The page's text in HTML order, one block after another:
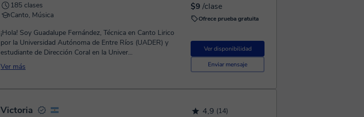
$9 /clase
Ofrece prueba gratuita
Ver disponibilidad
Enviar mensaje
185 clases
Canto, Música
¡Hola! Soy Guadalupe Fernández, Técnica en Canto Lirico
por la Universidad Autónoma de Entre Ríos (UADER) y
estudiante de Dirección Coral en la Univer...
Ver más
4,9 (14)
Victoria